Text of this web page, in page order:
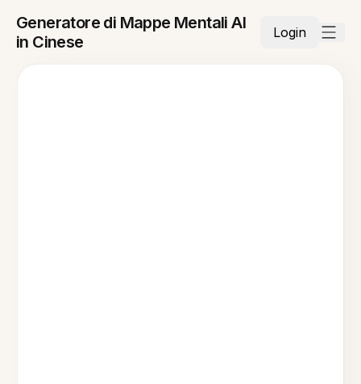
Generatore di Mappe Mentali AI
in Cinese
Login